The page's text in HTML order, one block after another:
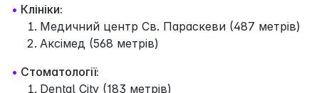
• Клініки:
Медичний центр Св. Параскеви (487 метрів)
Аксімед (568 метрів)
• Стоматології:
Dental City (183 метрів)